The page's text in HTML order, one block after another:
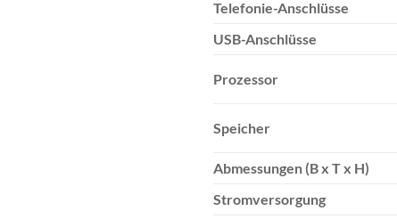
Telefonie-Anschlüsse
USB-Anschlüsse
Prozessor
Speicher
Abmessungen (B x T x H)
Stromversorgung